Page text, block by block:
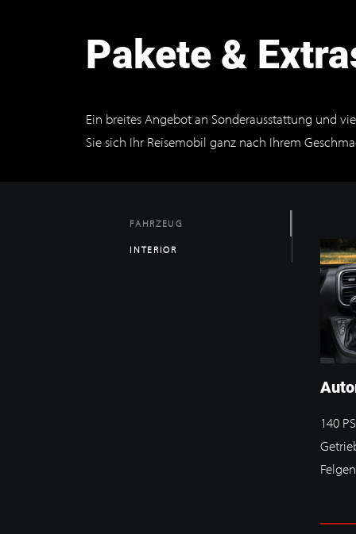
Pakete &
Ein breites Angebot an Sonderausstattung und
Sie sich Ihr Reisemobil ganz nach Ihrem
FAHRZEUG
INTERIOR
140
Felgen